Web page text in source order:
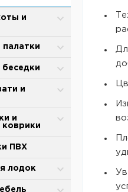
и
и ветра
палатки
и
тенты-шатры
туалета
и
и
коврики
коврик
ПВХ
лодок